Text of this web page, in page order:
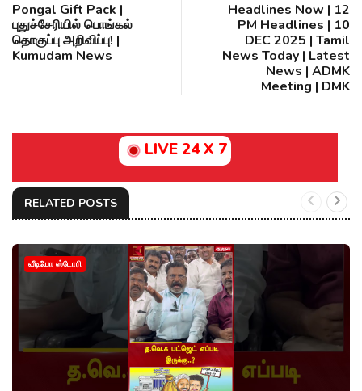
Pongal Gift Pack |
புதுச்சேரியில் பொங்கல்
தொகுப்பு அறிவிப்பு! |
Kumudam News
Headlines Now | 12
PM Headlines | 10
DEC 2025 | Tamil
News Today | Latest
News | ADMK
Meeting | DMK
LIVE 24 X 7
RELATED POSTS
வீடியோ ஸ்டோரி